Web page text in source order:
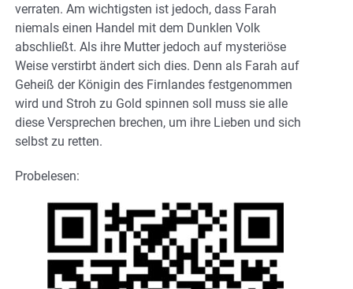
verraten. Am wichtigsten ist jedoch, dass Farah
niemals einen Handel mit dem Dunklen Volk
abschließt. Als ihre Mutter jedoch auf mysteriöse
Weise verstirbt ändert sich dies. Denn als Farah auf
Geheiß der Königin des Firnlandes festgenommen
wird und Stroh zu Gold spinnen soll muss sie alle
diese Versprechen brechen, um ihre Lieben und sich
selbst zu retten.
Probelesen: